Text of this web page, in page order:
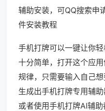
辅助安装，可QQ搜索
件安装教程
手机打牌可以一键让你
十分简单，打开这个应
规律，只需要输入自己
生成出手机打牌专用辅
或者使用手机打牌AI辅助